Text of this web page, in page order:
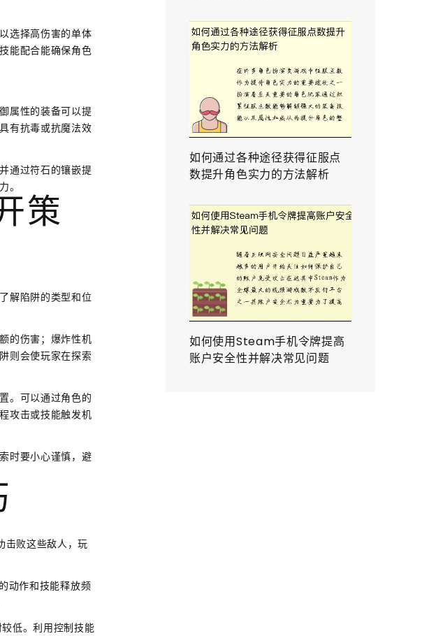
选择高伤害的单体
能配合能确保角色
属性的装备可以提
有抗毒或抗魔法效
通过符石的镶嵌提
。
策
解陷阱的类型和位
的伤害；爆炸性机
则会使玩家在探索
。可以通过角色的
攻击或技能触发机
时要小心谨慎，避
击败这些敌人，玩
动作和技能释放频
低。利用控制技能
如何通过各种途径获得征服点
数提升角色实力的方法解析
如何使用Steam手机令牌提高
账户安全性并解决常见问题